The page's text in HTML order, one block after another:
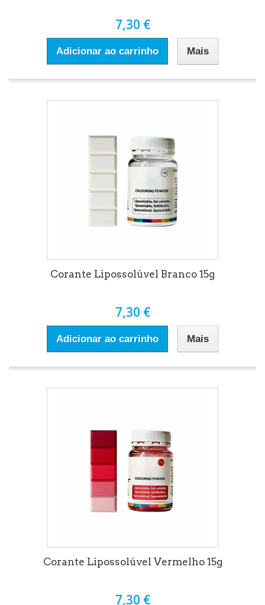
7,30 €
Adicionar ao carrinho Mais
Corante Lipossolúvel Branco 15g
7,30 €
Adicionar ao carrinho Mais
Corante Lipossolúvel Vermelho 15g
7,30 €